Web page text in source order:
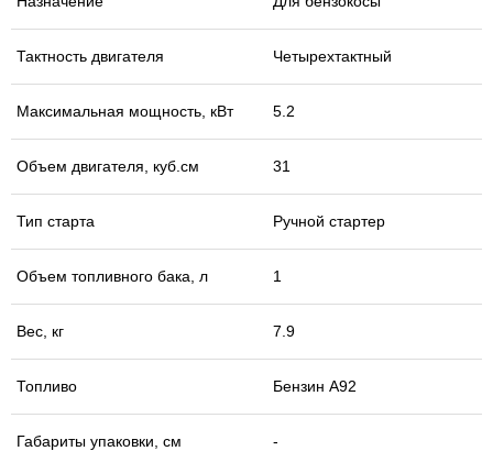
Тактность двигателя Четырехтактный
Максимальная мощность, кВт 5.2
Объем двигателя, куб.см 31
Тип старта Ручной стартер
Объем топливного бака, л 1
Вес, кг 7.9
Топливо Бензин А92
Габариты упаковки, см -